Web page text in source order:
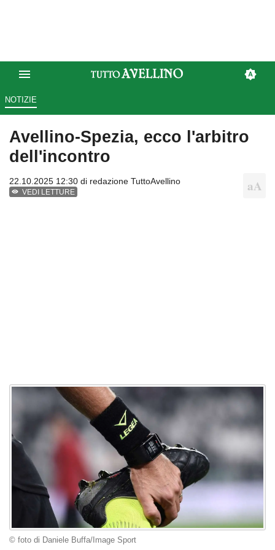
NOTIZIE
Avellino-Spezia, ecco l'arbitro
dell'incontro
22.10.2025 12:30 di redazione TuttoAvellino
VEDI LETTURE
© foto di Daniele Buffa/Image Sport